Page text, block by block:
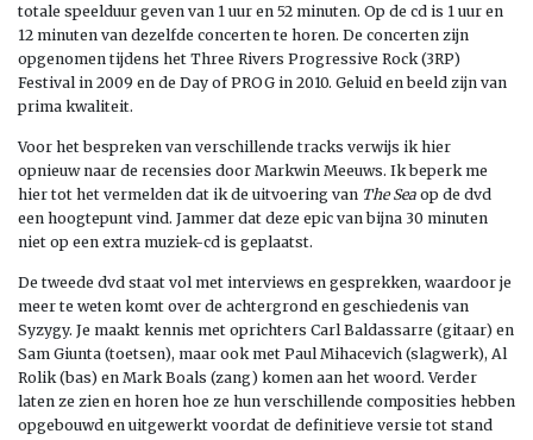
totale speelduur geven van 1 uur en 52 minuten. Op de cd is 1 uur en
12 minuten van dezelfde concerten te horen. De concerten zijn
opgenomen tijdens het Three Rivers Progressive Rock (3RP)
Festival in 2009 en de Day of PROG in 2010. Geluid en beeld zijn van
prima kwaliteit.
Voor het bespreken van verschillende tracks verwijs ik hier
opnieuw naar de recensies door Markwin Meeuws. Ik beperk me
hier tot het vermelden dat ik de uitvoering van The Sea op de dvd
een hoogtepunt vind. Jammer dat deze epic van bijna 30 minuten
niet op een extra muziek-cd is geplaatst.
De tweede dvd staat vol met interviews en gesprekken, waardoor je
meer te weten komt over de achtergrond en geschiedenis van
Syzygy. Je maakt kennis met oprichters Carl Baldassarre (gitaar) en
Sam Giunta (toetsen), maar ook met Paul Mihacevich (slagwerk), Al
Rolik (bas) en Mark Boals (zang) komen aan het woord. Verder
laten ze zien en horen hoe ze hun verschillende composities hebben
opgebouwd en uitgewerkt voordat de definitieve versie tot stand